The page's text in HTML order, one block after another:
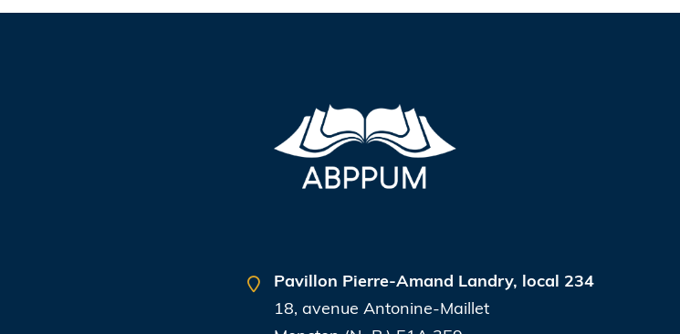
Pavillon Pierre-Amand Landry, local 234
18, avenue Antonine-Maillet